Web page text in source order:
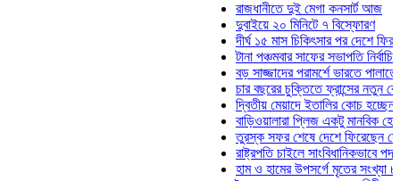
রাজধানীতে দুই মেগা কনসার্ট আজ
দুবাইয়ে ২০ মিনিটে ৭ বিস্ফোরণ
দীর্ঘ ১৫ মাস চিকিৎসার পর দেশে ফিরলেন
টানা পঞ্চমবার সাফের সভাপতি নির্বাচিত কাজী
বড় সাজ্জাদের পরামর্শে ভারতে পালাতে
চার বছরের চুক্তিতে ফ্রান্সের নতুন কোচ
দ্বিতীয় মেয়াদে ইতালির কোচ হচ্ছেন মানচিনি
বাড়িওয়ালারা প্লিজ একটু মানবিক হোন:
তুরস্ক সফর শেষে দেশে ফিরেছেন
রাষ্ট্রপতি চাইলে সাংবিধানিকভাবে পদত্যাগ
হাম ও হামের উপসর্গে মৃতের সংখ্যা ৮০০